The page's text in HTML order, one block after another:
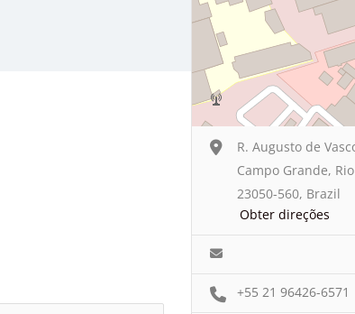
R. Augusto de
Campo Grande,
23050-560, Brazil
Obter direções
+55 21 96426-6571